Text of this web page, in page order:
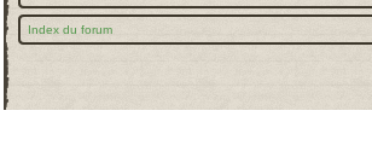
Index du forum